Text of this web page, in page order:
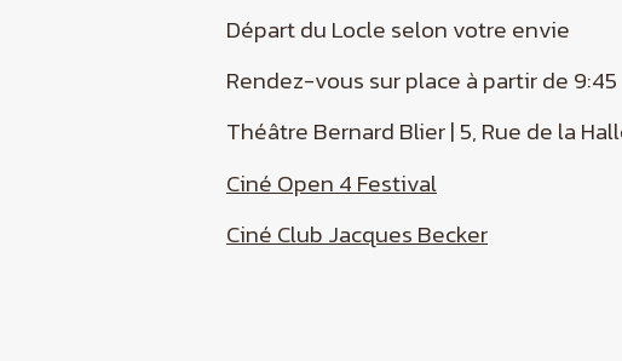
Départ du Locle selon votre envie
Rendez-vous sur place à partir de 9:45
Théâtre Bernard Blier | 5, Rue de la
Ciné Open 4 Festival
Ciné Club Jacques Becker